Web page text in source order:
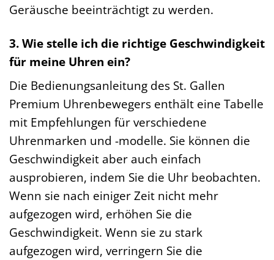
Geräusche beeinträchtigt zu werden.
3. Wie stelle ich die richtige Geschwindigkeit
für meine Uhren ein?
Die Bedienungsanleitung des St. Gallen
Premium Uhrenbewegers enthält eine Tabelle
mit Empfehlungen für verschiedene
Uhrenmarken und -modelle. Sie können die
Geschwindigkeit aber auch einfach
ausprobieren, indem Sie die Uhr beobachten.
Wenn sie nach einiger Zeit nicht mehr
aufgezogen wird, erhöhen Sie die
Geschwindigkeit. Wenn sie zu stark
aufgezogen wird, verringern Sie die